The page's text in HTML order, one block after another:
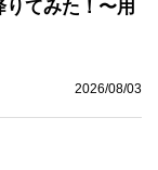
りてみた！〜用
2026/08/03